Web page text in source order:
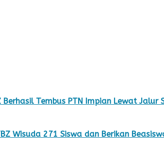
Tembus PTN Impian Lewat Jalur
Wisuda 271 Siswa dan Berikan